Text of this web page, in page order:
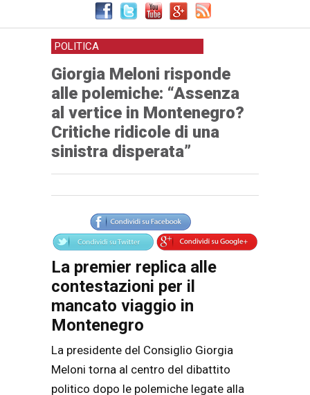
POLITICA
Giorgia Meloni risponde
alle polemiche: “Assenza
al vertice in Montenegro?
Critiche ridicole di una
sinistra disperata”
Articolo
Testo articolo principale
La premier replica alle
contestazioni per il
mancato viaggio in
Montenegro
La presidente del Consiglio Giorgia
Meloni torna al centro del dibattito
politico dopo le polemiche legate alla